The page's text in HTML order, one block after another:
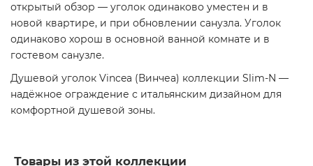
открытый обзор — уголок одинаково уместен и в
новой квартире, и при обновлении санузла. Уголок
одинаково хорош в основной ванной комнате и в
гостевом санузле.
Душевой уголок Vincea (Винчеа) коллекции Slim-N —
надёжное ограждение с итальянским дизайном для
комфортной душевой зоны.
Товары из этой коллекции